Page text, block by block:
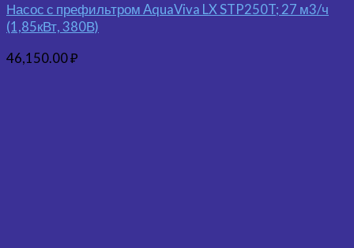
Насос с префильтром AquaViva LX STP250T; 27 м3/ч
(1,85кВт, 380В)
46,150.00₽